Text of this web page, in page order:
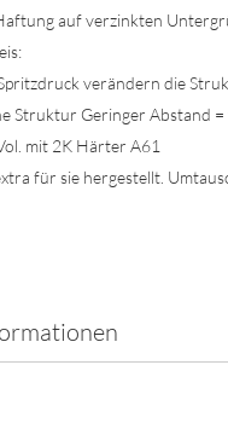
auf verzinkten
verändern die
Struktur Geringer Abstand
mit 2K Härter A61
für sie hergestellt.